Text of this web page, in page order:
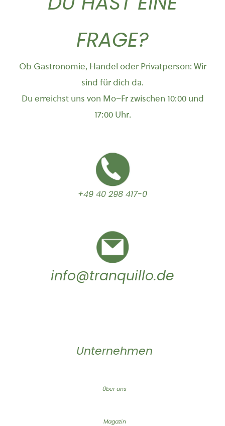
FRAGE?
Ob Gastronomie, Handel oder Privatperson: Wir
sind für dich da.
Du erreichst uns von Mo–Fr zwischen 10:00 und
17:00 Uhr.
+49 40 298 417-0
info@tranquillo.de
Unternehmen
Über uns
Magazin